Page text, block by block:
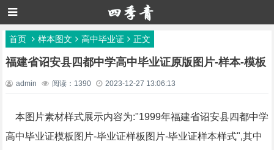
首页 样本图文 高中毕业证 正文
福建省诏安县四都中学高中毕业证原版图片-样本-模板
admin 阅读：1390 2023-12-27 13:06:13
本图片素材样式展示内容为:"1999年福建省诏安县四都中学
高中毕业证模板图片-毕业证样板图片-毕业证样本样式",其中